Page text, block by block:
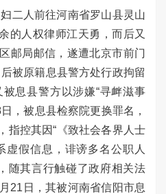
二人前往河南省罗山县灵山
的人权律师江天勇，而后又
邮局邮信，遂遭北京市前门
被原籍息县警方处行政拘留
被息县警方以涉嫌“寻衅滋事
日，被息县检察院更换罪名，
指控其因“《致社会各界人士
虚假信息，诽谤多名公职人
随其言行触碰了政府相关法
21 日，其被河南省信阳市息